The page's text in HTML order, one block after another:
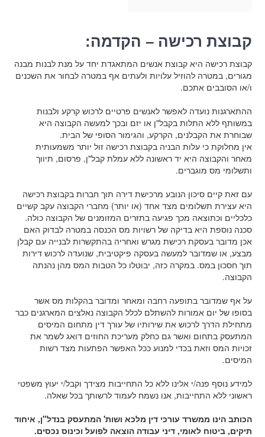
קבוצת רכישה – הקדמה:
קבוצת רכישה היא קבוצת אנשים המתאגדת יחד על מנת לבנות מבנה
מגורים, במטרה להוזיל עלויות ולעתים אף במטרה לבחור את השכנים
ו/או הסובבים אתכם.
ההתארגנות נועדה לאפשר לאנשים פרטיים לרכוש קרקע ולבנות
במשותף ללא התלות בקבל"ן או יזם ובכך למעשה הקבוצה היא
שבוחרת את הקבלנים, הקרקע, והגימור הסופי של הבית.
אין מחלוקת כי עלות הבניה בקבוצת רכישה זול יותר משמעותית
מאחר והקבוצה היא יד ראשונה ללא עמלת קבל"ן, פרסום, תיווך
ותשלומי מס מוגברים.
עם זאת קיים סיכון הנובע מרכישת דירה תוך חברות בקבוצת רכישה
היא עצירת תשלומים מצד אחד (או יותר) מחברי הקבוצה עקב קשיים
כלכליים וכתוצאה מכך פגיעה בתזרים המזומנים של הקבוצה כולה.
סכנה נוספת היא בדיקה של רשויות מס הכנסה במטרה לבדוק האם
אכן מדובר בעסקת רכישת מגרש ואחריה בהתקשרות לבנייה עם קבלן
מבצע, או שמדובר למעשה בעסקה פיקטיבית, שנועדה לרכוש דירות
תוך חסכון במס. במקרה כזה, יבוטלו כל הטבות המס מהן נהנתה
הקבוצה.
על אף שמדובר בתופעה רחבה ומאחר ומדובר בהקלות מס אשר
בסופו של יום אמורות להשתלם לכלל הקבוצה נאלצים המארגנים כבר
מתחילת הדרך לרכוש את שירותיו של עורך דין מתחום המיסים
המתעסק בתחום ואשר גם כחלק מעריכת החוזים דואג לשמר את
זכויות המס וזאת בכדי למנוע ככל האפשר הפתעות מצד רשות
המיסים.
למידע נוסף פנה/י אלינו ללא כל התחייבות מצידך וקבל/י יעוץ משפטי
ראשוני ללא התחייבות, אנו נשמח לעמוד לרשותך בכל שאלה.
הכותב הינו ממשרד עורכי דין מלכא ושות' המתעסק בנדל"ן, איחוד
תיקים, ביטוח לאומי, דיני עבודה הוצאהלפועל וכינוס נכסים.